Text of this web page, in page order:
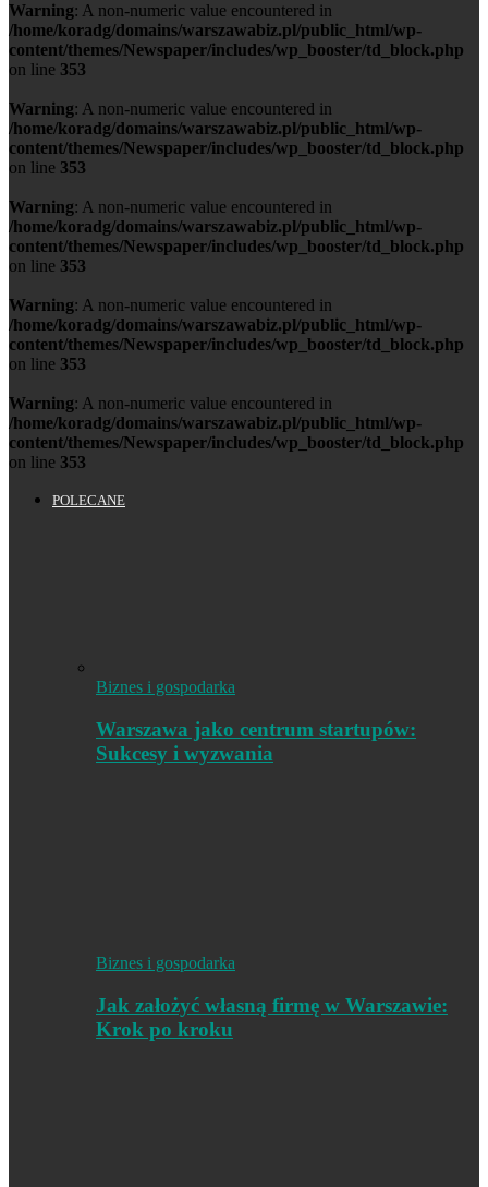
Warning: A non-numeric value encountered in
/home/koradg/domains/warszawabiz.pl/public_html/wp-
content/themes/Newspaper/includes/wp_booster/td_block.php
on line 353
Warning: A non-numeric value encountered in
/home/koradg/domains/warszawabiz.pl/public_html/wp-
content/themes/Newspaper/includes/wp_booster/td_block.php
on line 353
Warning: A non-numeric value encountered in
/home/koradg/domains/warszawabiz.pl/public_html/wp-
content/themes/Newspaper/includes/wp_booster/td_block.php
on line 353
Warning: A non-numeric value encountered in
/home/koradg/domains/warszawabiz.pl/public_html/wp-
content/themes/Newspaper/includes/wp_booster/td_block.php
on line 353
Warning: A non-numeric value encountered in
/home/koradg/domains/warszawabiz.pl/public_html/wp-
content/themes/Newspaper/includes/wp_booster/td_block.php
on line 353
POLECANE
Biznes i gospodarka
Warszawa jako centrum startupów:
Sukcesy i wyzwania
Biznes i gospodarka
Jak założyć własną firmę w Warszawie:
Krok po kroku